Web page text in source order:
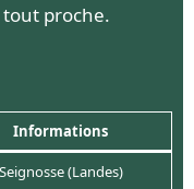
tout proche.
Informations
Seignosse (Landes)